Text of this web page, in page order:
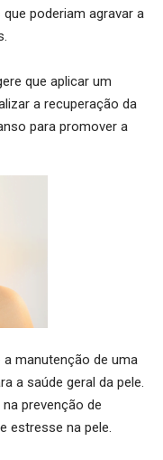
poderiam agravar a
que aplicar um
a recuperação da
para promover a
manutenção de uma
a saúde geral da pele.
prevenção de
estresse na pele.